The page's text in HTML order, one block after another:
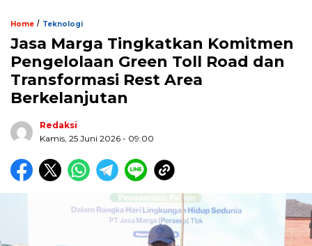
Home / Teknologi
Jasa Marga Tingkatkan Komitmen
Pengelolaan Green Toll Road dan
Transformasi Rest Area
Berkelanjutan
Redaksi
Kamis, 25 Juni 2026 - 09:00